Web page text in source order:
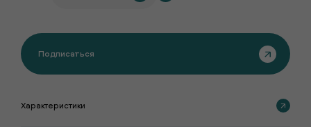
Подписаться
Характеристики